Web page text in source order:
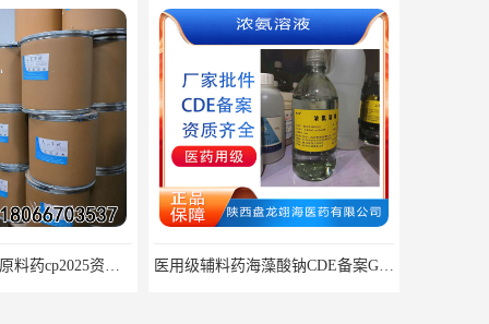
药用级过氧化辅料25kg/桶 CDE备案CP20药典标准